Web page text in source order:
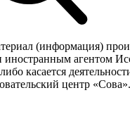
(информация)
иностранным агентом
касается
центр «Сова».